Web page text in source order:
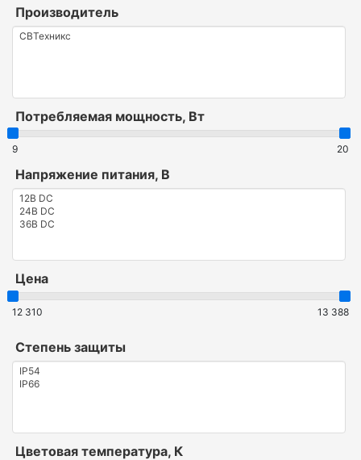
Производитель
Потребляемая мощность, Вт
9 20
Напряжение питания, В
Цена
12 310 13 388
Степень защиты
Цветовая температура, К